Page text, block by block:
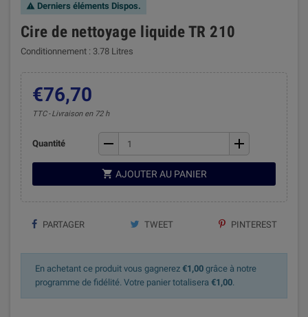
 Derniers éléments Dispos.
Cire de nettoyage liquide TR 210
Conditionnement : 3.78 Litres
€76,70
TTC Livraison en 72 h
Quantité remove add
 AJOUTER AU PANIER
PARTAGER TWEET PINTEREST
En achetant ce produit vous gagnerez €1,00 grâce à notre
programme de fidélité. Votre panier totalisera €1,00.